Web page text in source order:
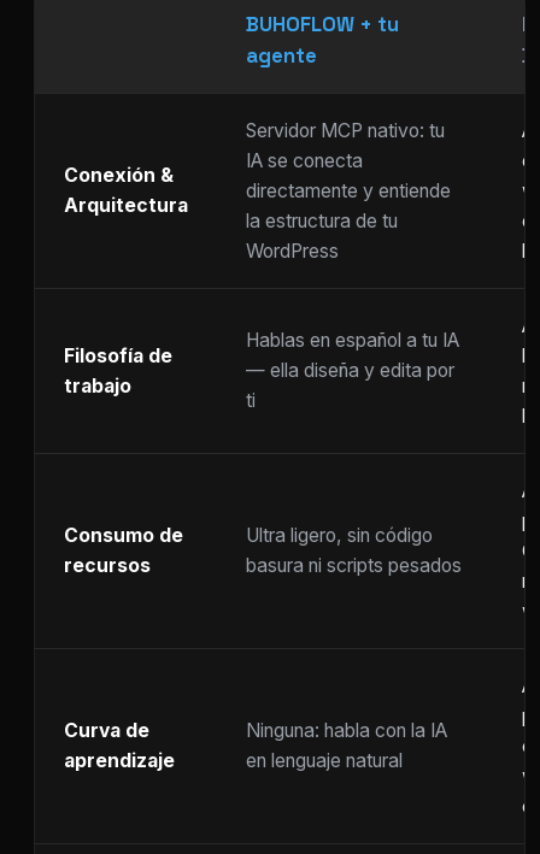
BUHOFLOW + tu
agente
Conexión &
Arquitectura
Servidor MCP nativo: tu
IA se conecta
directamente y entiende
la estructura de tu
WordPress
Filosofía de
trabajo
Hablas en español a tu IA
— ella diseña y edita por
ti
Consumo de
recursos
Ultra ligero, sin código
basura ni scripts pesados
Curva de
aprendizaje
Ninguna: habla con la IA
en lenguaje natural